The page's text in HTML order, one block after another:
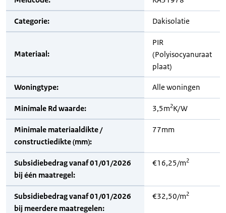
Categorie: Dakisolatie
Materiaal:
PIR
(Polyisocyanuraat
plaat)
Woningtype: Alle woningen
Minimale Rd waarde: 3,5m2K/W
Minimale materiaaldikte /
constructiedikte (mm):
77mm
Subsidiebedrag vanaf 01/01/2026
bij één maatregel:
€16,25/m2
Subsidiebedrag vanaf 01/01/2026
bij meerdere maatregelen:
€32,50/m2